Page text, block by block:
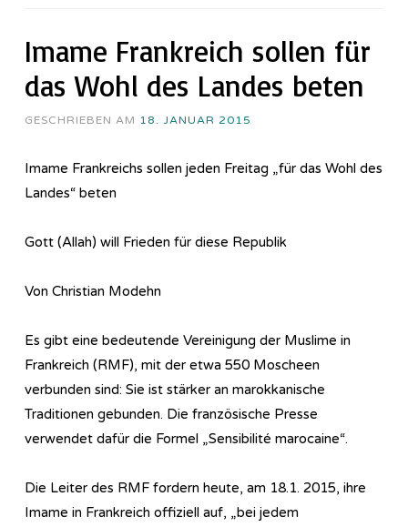
Imame Frankreich sollen für
das Wohl des Landes beten
GESCHRIEBEN AM 18. JANUAR 2015
Imame Frankreichs sollen jeden Freitag „für das Wohl des
Landes“ beten
Gott (Allah) will Frieden für diese Republik
Von Christian Modehn
Es gibt eine bedeutende Vereinigung der Muslime in
Frankreich (RMF), mit der etwa 550 Moscheen
verbunden sind: Sie ist stärker an marokkanische
Traditionen gebunden. Die französische Presse
verwendet dafür die Formel „Sensibilité marocaine“.
Die Leiter des RMF fordern heute, am 18.1. 2015, ihre
Imame in Frankreich offiziell auf, „bei jedem